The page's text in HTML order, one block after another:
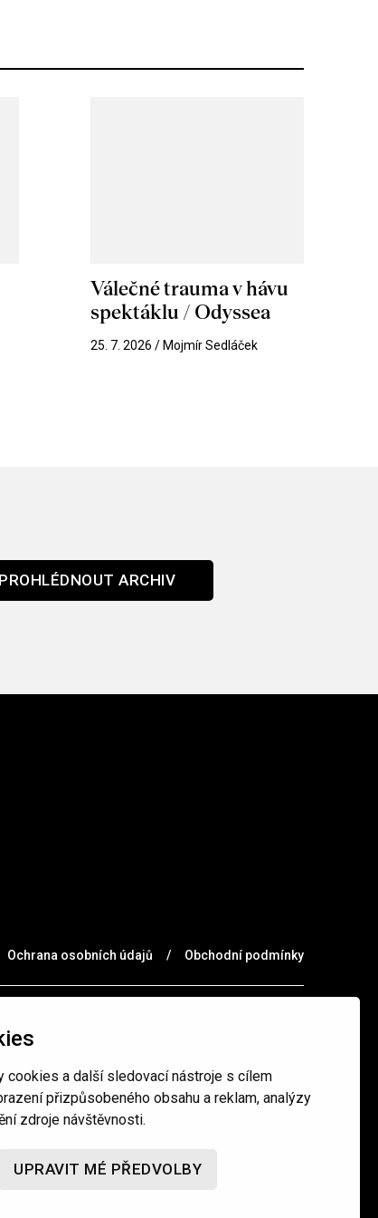
cookies a další sledovací nástroje s cílem
přizpůsobeného obsahu a reklam, analýzy
zdroje návštěvnosti.
UPRAVIT MÉ PŘEDVOLBY
Válečné trauma v hávu
spektáklu / Odyssea
25. 7. 2026 / Mojmír Sedláček
PROHLÉDNOUT ARCHIV
Ochrana osobních údajů / Obchodní podmínky